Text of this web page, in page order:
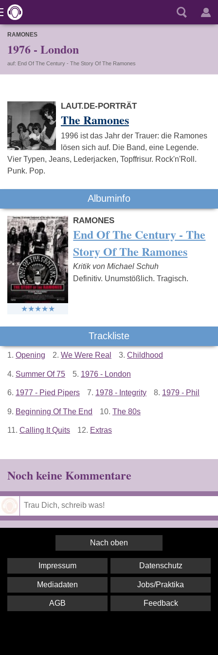
RAMONES
1976 - London
auf: End Of The Century - The Story Of The Ramones
LAUT.DE-PORTRÄT
The Ramones
1996 ist das Jahr der Trauer: die Ramones
lösen sich auf. Die Band, eine Legende.
Vier Typen, Jeans, Lederjacken, Topffrisur. Rock'n'Roll.
Punk. Pop.
Albuminfo
RAMONES
End Of The Century - The
Story Of The Ramones
Kritik von Michael Schuh
Definitiv. Unumstößlich. Tragisch.
Trackliste
1. Opening 2. We Were Real 3. Childhood
4. Summer Of 75 5. 1976 - London
6. 1977 - Pied Pipers 7. 1978 - Integrity 8. 1979 - Phil
9. Beginning Of The End 10. The 80s
11. Calling It Quits 12. Extras
Noch keine Kommentare
Nach oben
Impressum Datenschutz
Mediadaten Jobs/Praktika
AGB Feedback